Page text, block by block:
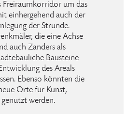
Freiraumkorridor um das
einhergehend auch der
der Strunde.
die eine Achse
auch Zanders als
Bausteine
des Areals
Ebenso könnten die
Orte für Kunst,
werden.